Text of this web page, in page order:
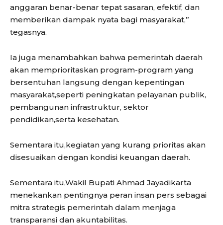
anggaran benar-benar tepat sasaran, efektif, dan
memberikan dampak nyata bagi masyarakat,”
tegasnya.
Ia juga menambahkan bahwa pemerintah daerah
akan memprioritaskan program-program yang
bersentuhan langsung dengan kepentingan
masyarakat,seperti peningkatan pelayanan publik,
pembangunan infrastruktur, sektor
pendidikan,serta kesehatan.
Sementara itu,kegiatan yang kurang prioritas akan
disesuaikan dengan kondisi keuangan daerah.
Sementara itu,Wakil Bupati Ahmad Jayadikarta
menekankan pentingnya peran insan pers sebagai
mitra strategis pemerintah dalam menjaga
transparansi dan akuntabilitas.